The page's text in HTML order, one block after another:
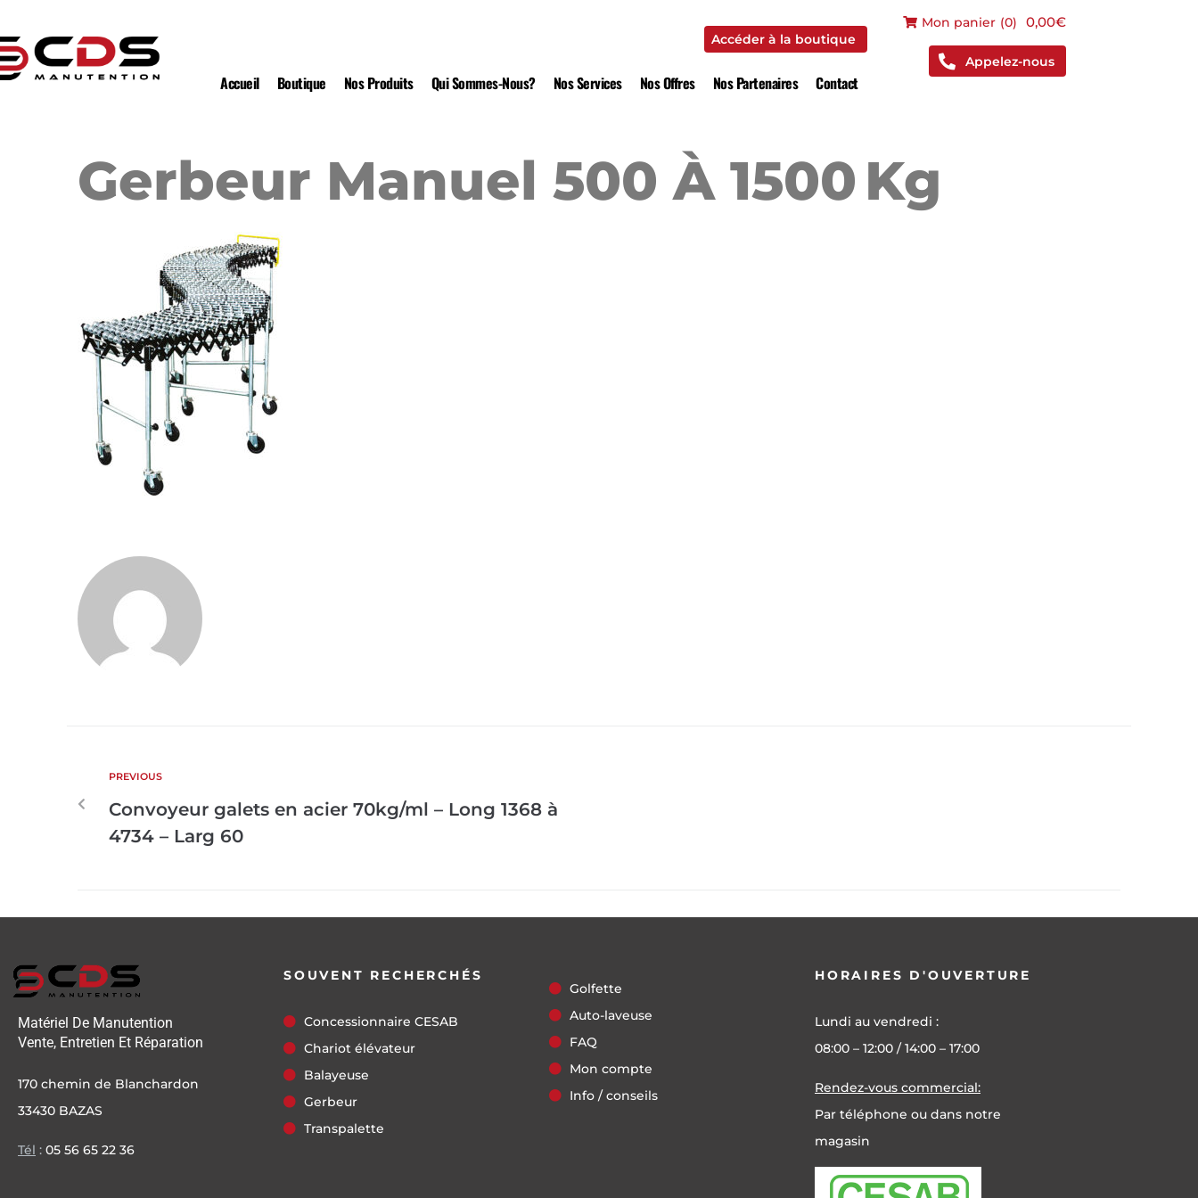
Accéder à la boutique
Accueil Boutique Nos Produits Qui Sommes-Nous? Nos Services Nos Offres Nos Partenaires Contact
Mon panier (0) 0,00€
Appelez-nous
Gerbeur Manuel 500 À 1500 Kg
PREVIOUS
Convoyeur galets en acier 70kg/ml – Long 1368 à
4734 – Larg 60
Matériel De Manutention
Vente, Entretien Et Réparation
170 chemin de Blanchardon
33430 BAZAS
Tél : 05 56 65 22 36
SOUVENT RECHERCHÉS
Concessionnaire CESAB
Chariot élévateur
Balayeuse
Gerbeur
Transpalette
Golfette
Auto-laveuse
FAQ
Mon compte
Info / conseils
HORAIRES D'OUVERTURE
Lundi au vendredi :
08:00 – 12:00 / 14:00 – 17:00
Rendez-vous commercial:
Par téléphone ou dans notre
magasin